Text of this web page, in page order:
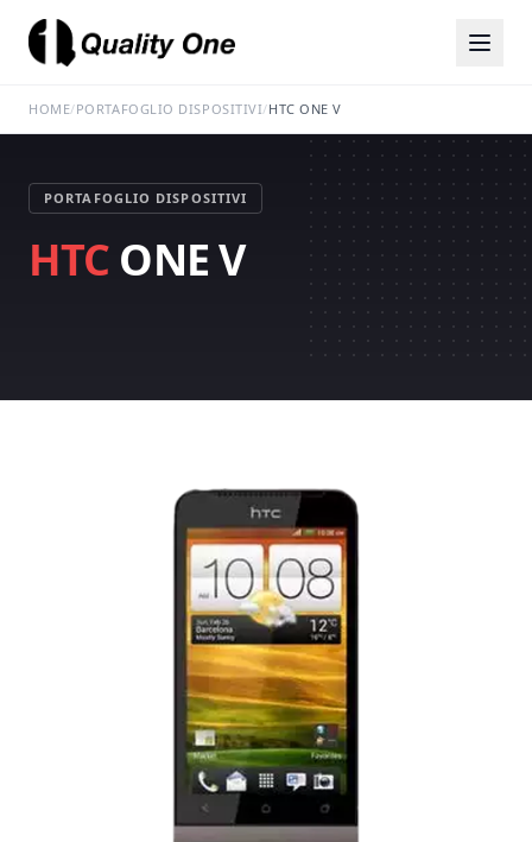
HOME/PORTAFOGLIO DISPOSITIVI/HTC ONE V
PORTAFOGLIO DISPOSITIVI
HTC ONE V